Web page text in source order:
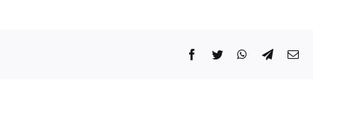
Facebook
Twitter WhatsApp
TelegramCorreo